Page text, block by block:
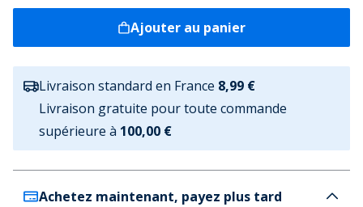
Ajouter au panier
Livraison standard en France 8,99 €
Livraison gratuite pour toute commande
supérieure à 100,00 €
Achetez maintenant, payez plus tard